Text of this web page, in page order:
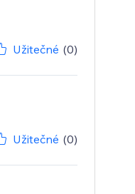
Užitečné (0)
Užitečné (0)